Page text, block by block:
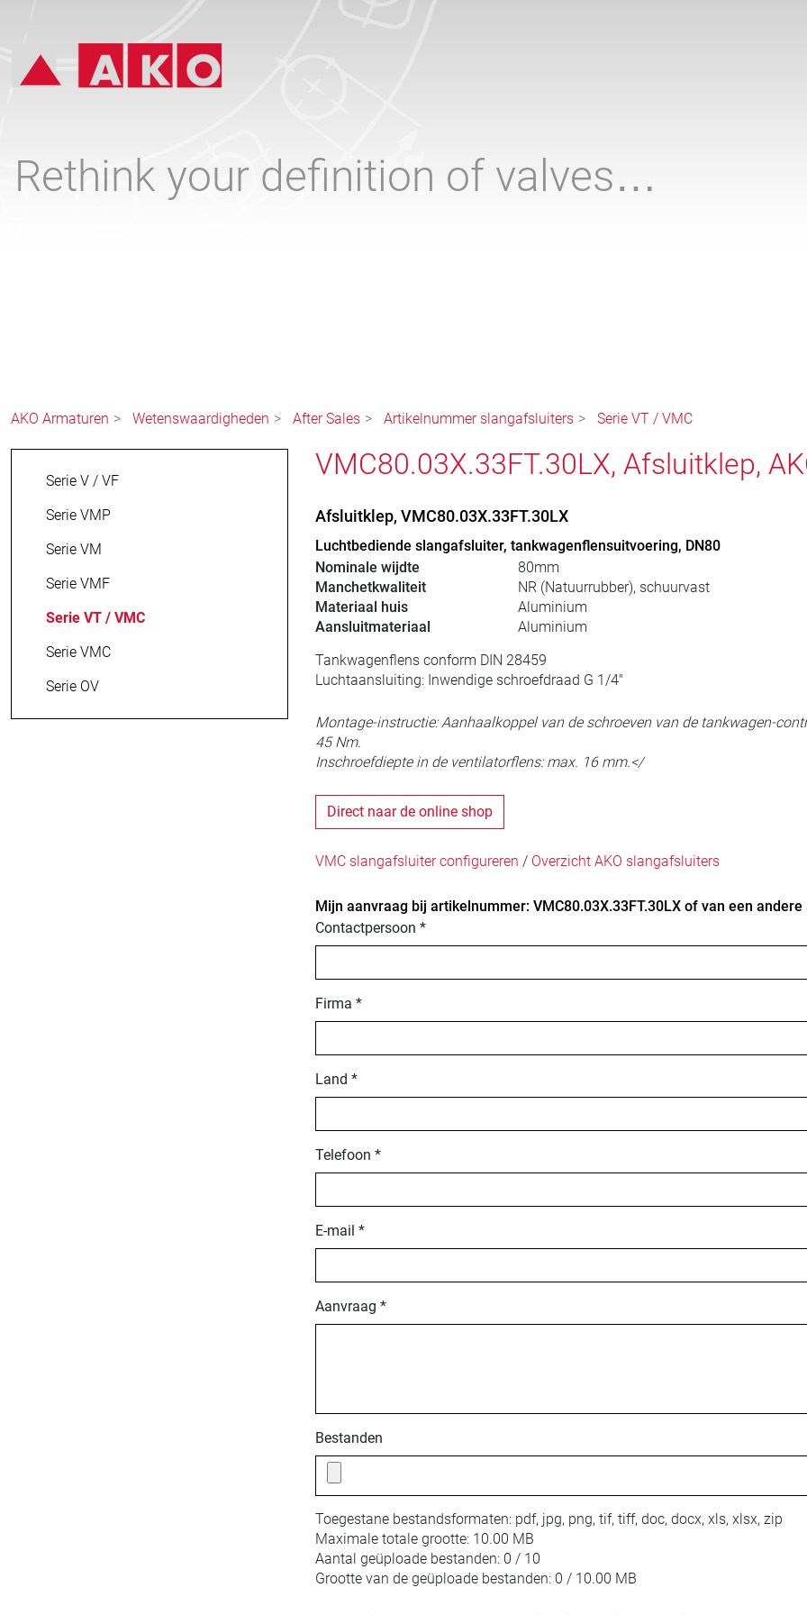
Rethink your definition of valves…
AKO Armaturen Wetenswaardigheden After Sales Artikelnummer slangafsluiters Serie VT / VMC
Serie V / VF
Serie VMP
Serie VM
Serie VMF
Serie VT / VMC
Serie VMC
Serie OV
VMC80.03X.33FT.30LX, Afsluitklep,
Afsluitklep, VMC80.03X.33FT.30LX
Luchtbediende slangafsluiter, tankwagenflensuitvoering, DN80
Nominale wijdte
80mm
Manchetkwaliteit
NR (Natuurrubber), schuurvast
Materiaal huis
Aluminium
Aansluitmateriaal
Aluminium
Tankwagenflens conform DIN 28459
Luchtaansluiting: Inwendige schroefdraad G 1/4"
Montage-instructie: Aanhaalkoppel van de schroeven van de tankwagen-
45 Nm.
Inschroefdiepte in de ventilatorflens: max. 16 mm.</
Direct naar de online shop
VMC slangafsluiter configureren / Overzicht AKO slangafsluiters
Mijn aanvraag bij artikelnummer: VMC80.03X.33FT.30LX of van een
Contactpersoon *
Firma *
Land *
Telefoon *
E-mail *
Aanvraag *
Bestanden
Toegestane bestandsformaten: pdf, jpg, png, tif, tiff, doc, docx, xls, xlsx, zip
Maximale totale grootte: 10.00 MB
Aantal geüploade bestanden: 0 / 10
Grootte van de geüploade bestanden: 0 / 10.00 MB